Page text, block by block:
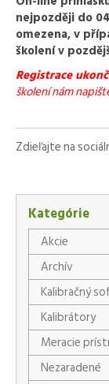
nejpozději do
omezena, v
školení v
Registrace
školení nám
Zdieľajte na
Kategórie
Akcie
Archív
Kalibračný
Kalibrátory
Meracie
Nezaradené